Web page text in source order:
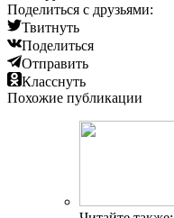
Поделиться с друзьями:
Твитнуть
Поделиться
Отправить
Класснуть
Похожие публикации